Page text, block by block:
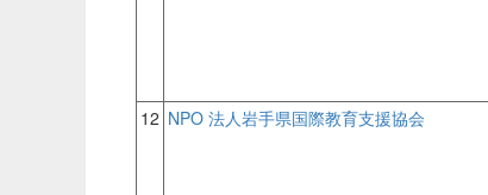
12 NPO 法人岩手県国際教育支援協会